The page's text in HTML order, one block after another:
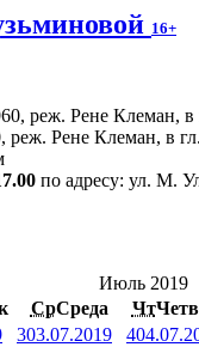
16+
реж. Рене Клеман, в
по адресу: ул. М.
Июль 2019
СрСреда Чт
303.07.2019 4